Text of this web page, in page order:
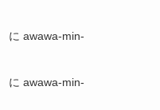
に awawa-min-
に awawa-min-